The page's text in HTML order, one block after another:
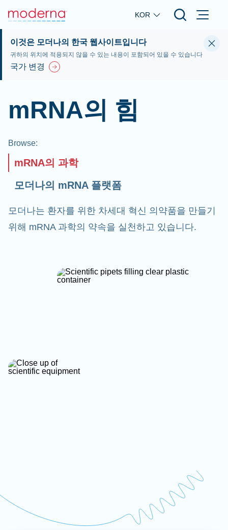
Skip to main content
KOR
이것은 모더나의 한국 웹사이트입니다
귀하의 위치에 적용되지 않을 수 있는 내용이 포함되어 있을 수 있습니다
국가 변경
mRNA의 힘
Browse:
mRNA의 과학
모더나의 mRNA 플랫폼
모더나는 환자를 위한 차세대 혁신 의약품을 만들기
위해 mRNA 과학의 약속을 실천하고 있습니다.